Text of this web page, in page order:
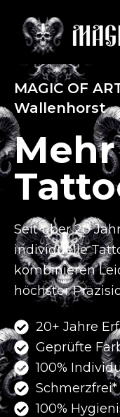
MAGIC OF
Wallenhorst
Seit über 20
individuelle
kombinieren
höchster
20+ Jahre
Geprüfte
100%
Schmerzfrei*
100%